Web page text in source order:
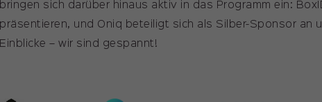
bringen sich darüber hinaus aktiv in das Programm ein:
präsentieren, und Oniq beteiligt sich als Silber-Sponsor an
Einblicke – wir sind gespannt!